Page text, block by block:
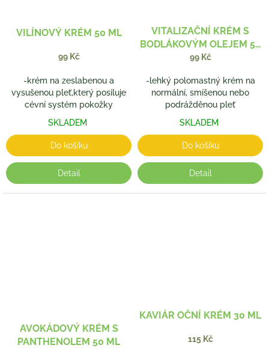
VILÍNOVÝ KRÉM 50 ML
99 Kč
-krém na zeslabenou a
vysušenou pleť,který posiluje
cévní systém pokožky
SKLADEM
Do košíku
Detail
VITALIZAČNÍ KRÉM S
BODLÁKOVÝM OLEJEM 50
ML
99 Kč
-lehký polomastný krém na
normální, smíšenou nebo
podrážděnou pleť
SKLADEM
Do košíku
Detail
AVOKÁDOVÝ KRÉM S
PANTHENOLEM 50 ML
KAVIÁR OČNÍ KRÉM 30 ML
115 Kč